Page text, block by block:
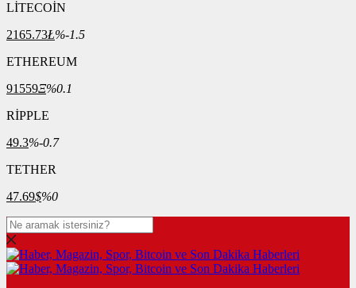
LİTECOİN
2165.73Ł%-1.5
ETHEREUM
91559Ξ%0.1
RİPPLE
49.3%-0.7
TETHER
47.69$%0